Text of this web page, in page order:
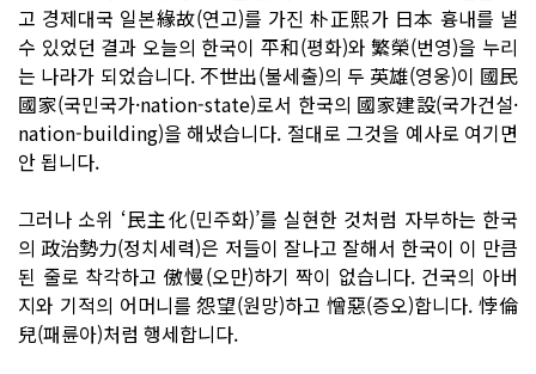
고 경제대국 일본緣故(연고)를 가진 朴正熙가 日本 흉내를 낼
수 있었던 결과 오늘의 한국이 平和(평화)와 繁榮(번영)을 누리
는 나라가 되었습니다. 不世出(불세출)의 두 英雄(영웅)이 國民
國家(국민국가·nation-state)로서 한국의 國家建設(국가건설·
nation-building)을 해냈습니다. 절대로 그것을 예사로 여기면
안 됩니다.
그러나 소위 ‘民主化(민주화)’를 실현한 것처럼 자부하는 한국
의 政治勢力(정치세력)은 저들이 잘나고 잘해서 한국이 이 만큼
된 줄로 착각하고 傲慢(오만)하기 짝이 없습니다. 건국의 아버
지와 기적의 어머니를 怨望(원망)하고 憎惡(증오)합니다. 悖倫
兒(패륜아)처럼 행세합니다.